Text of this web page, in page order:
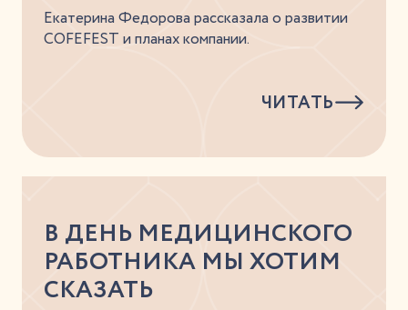
Екатерина Федорова рассказала о развитии
COFEFEST и планах компании.
ЧИТАТЬ
В ДЕНЬ МЕДИЦИНСКОГО
РАБОТНИКА МЫ ХОТИМ
СКАЗАТЬ